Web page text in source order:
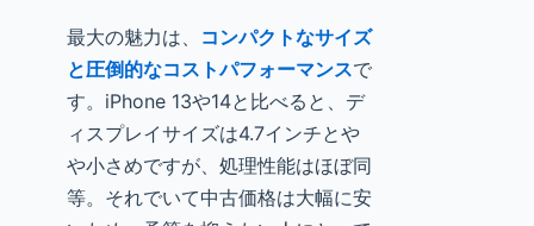
最大の魅力は、 コンパクトなサイズ
と圧倒的なコストパフォーマンスで
す。iPhone 13や14と比べると、デ
ィスプレイサイズは4.7インチとや
や小さめですが、処理性能はほぼ同
等。それでいて中古価格は大幅に安